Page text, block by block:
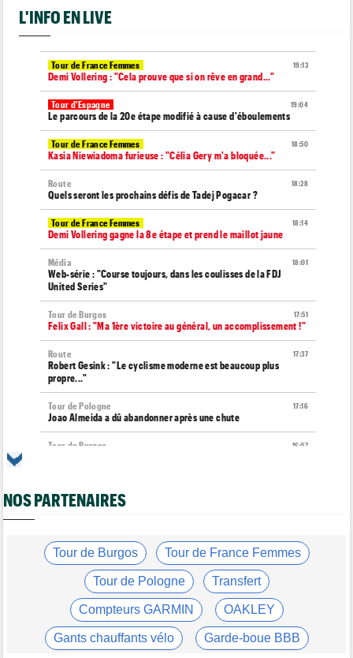
L'INFO EN LIVE
19:13
Tour de France Femmes
Demi Vollering : "Cela prouve que si on rêve en grand..."
19:04
Tour d'Espagne
Le parcours de la 20e étape modifié à cause d'éboulements
18:50
Tour de France Femmes
Kasia Niewiadoma furieuse : "Célia Gery m'a bloquée..."
18:28
Route
Quels seront les prochains défis de Tadej Pogacar ?
18:14
Tour de France Femmes
Demi Vollering gagne la 8e étape et prend le maillot jaune
18:01
Média
Web-série : "Course toujours, dans les coulisses de la FDJ
United Series"
17:51
Tour de Burgos
Felix Gall : "Ma 1ère victoire au général, un accomplissement !"
17:37
Route
Robert Gesink : "Le cyclisme moderne est beaucoup plus
propre..."
17:16
Tour de Pologne
Joao Almeida a dû abandonner après une chute
16:57
Tour de Burgos
Louis Barré remporte la 6e étape et prend la 2e place du
général
Les vidéos cyclisme sont sur Dailymotion : Cyclism'Actu TV
Tour de Burgos
Giulio Pellizzari la 5e et dernière étape, Gall le général final !
Tour de France Femmes
Reusser : "On s'est trop regardées... c'était stupide"
NOS PARTENAIRES
Tour de Burgos Tour de France Femmes
Tour de Pologne Transfert
Compteurs GARMIN OAKLEY
Gants chauffants vélo Garde-boue BBB